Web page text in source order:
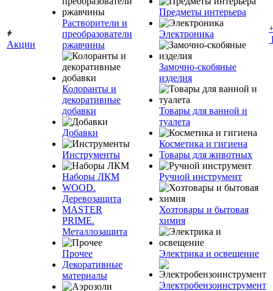
Акции
Растворители и
преобразователи
ржавчины
Колоранты и
декоративные
добавки
Добавки
Инструменты
Наборы ЛКМ
WOOD.
Деревозащита
MASTER
PRIME.
Металлозащита
Прочее
Декоративные
материалы
Предметы интерьера
Электроника
Замочно-скобяные
изделия
Товары для ванной и
туалета
Косметика и гигиена
Товары для животных
Ручной инструмент
Хозтовары и бытовая
химия
Электрика и освещение
Электробензоинструмент